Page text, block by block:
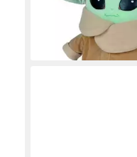
ab 59,99 €
lieferbar - in 4-5